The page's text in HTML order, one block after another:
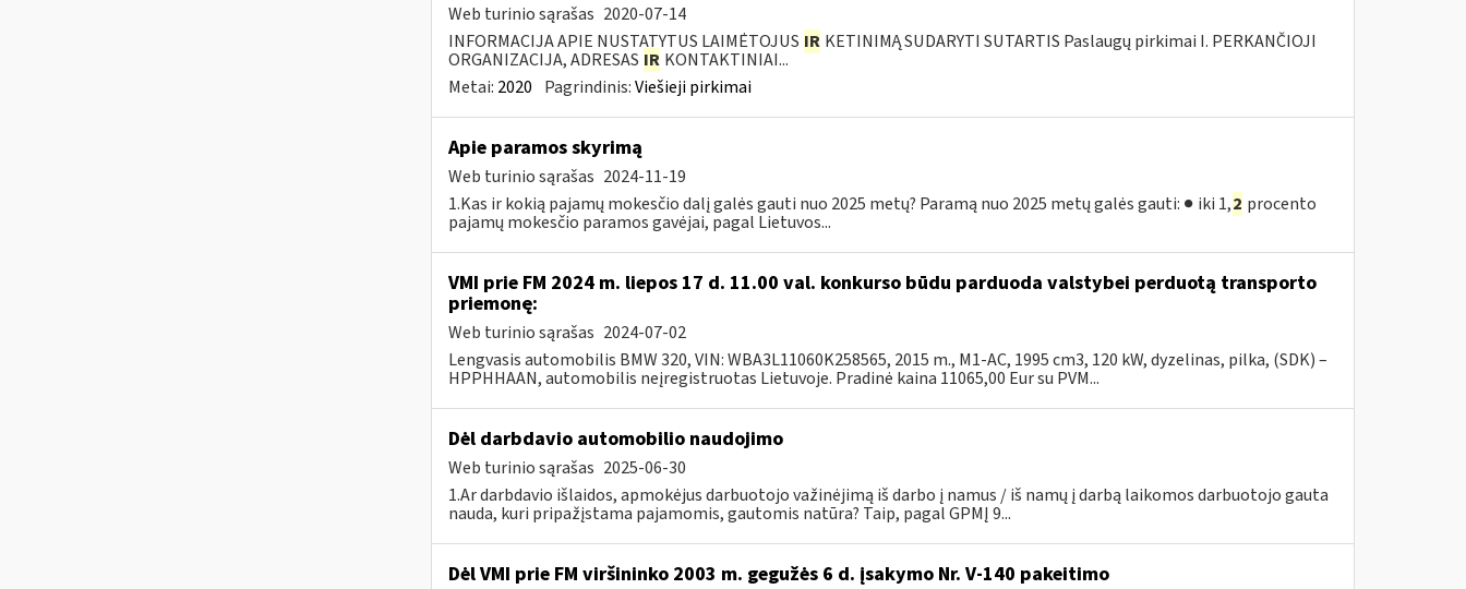
Web turinio sąrašas 2020-07-14
INFORMACIJA APIE NUSTATYTUS LAIMĖTOJUS IR KETINIMĄ SUDARYTI SUTARTIS Paslaugų pirkimai I. PERKANČIOJI
ORGANIZACIJA, ADRESAS IR KONTAKTINIAI...
Metai: 2020 Pagrindinis:Viešieji pirkimai
Apie paramos skyrimą
Web turinio sąrašas 2024-11-19
1.Kas ir kokią pajamų mokesčio dalį galės gauti nuo 2025 metų? Paramą nuo 2025 metų galės gauti: ● iki 1,2 procento
pajamų mokesčio paramos gavėjai, pagal Lietuvos...
VMI prie FM 2024 m. liepos 17 d. 11.00 val. konkurso būdu parduoda valstybei perduotą transporto
priemonę:
Web turinio sąrašas 2024-07-02
Lengvasis automobilis BMW 320, VIN: WBA3L11060K258565, 2015 m., M1-AC, 1995 cm3, 120 kW, dyzelinas, pilka, (SDK) –
HPPHHAAN, automobilis neįregistruotas Lietuvoje. Pradinė kaina 11065,00 Eur su PVM...
Dėl darbdavio automobilio naudojimo
Web turinio sąrašas 2025-06-30
1.Ar darbdavio išlaidos, apmokėjus darbuotojo važinėjimą iš darbo į namus / iš namų į darbą laikomos darbuotojo gauta
nauda, kuri pripažįstama pajamomis, gautomis natūra? Taip, pagal GPMĮ 9...
Dėl VMI prie FM viršininko 2003 m. gegužės 6 d. įsakymo Nr. V-140 pakeitimo